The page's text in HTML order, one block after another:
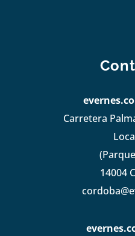
Carretera
14004